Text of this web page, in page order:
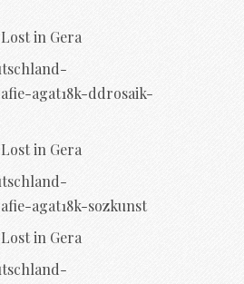
Lost in Gera
Lost in Gera
Lost in Gera